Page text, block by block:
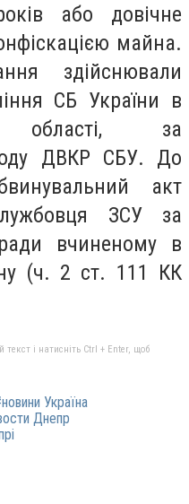
або довічне
майна.
здійснювали
СБ України в
області, за
ДВКР СБУ. До
акт
ЗСУ за
вчиненому в
(ч. 2 ст. 111 КК
і натисніть Ctrl + Enter, щоб
Україна
Днепр